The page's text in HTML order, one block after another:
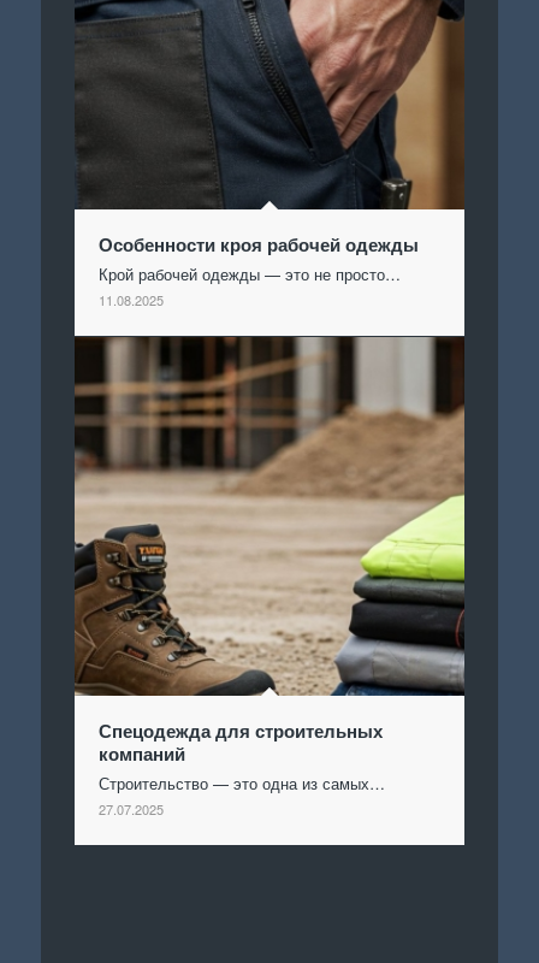
Особенности кроя рабочей одежды
Крой рабочей одежды — это не просто…
11.08.2025
Спецодежда для строительных
компаний
Строительство — это одна из самых…
27.07.2025